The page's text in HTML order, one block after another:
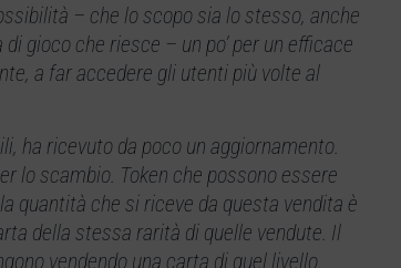
– che lo scopo sia lo stesso, anche
gioco che riesce – un po’ per un efficace
a far accedere gli utenti più volte al
ha ricevuto da poco un aggiornamento.
lo scambio. Token che possono essere
quantità che si riceve da questa vendita è
della stessa rarità di quelle vendute. Il
vendendo una carta di quel livello.